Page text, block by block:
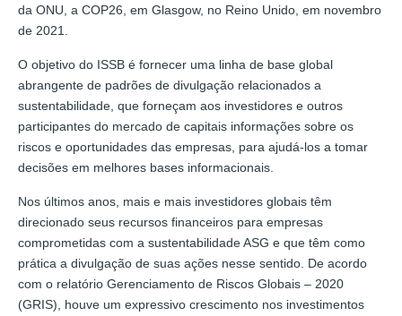
da ONU, a COP26, em Glasgow, no Reino Unido, em novembro
de 2021.
O objetivo do ISSB é fornecer uma linha de base global
abrangente de padrões de divulgação relacionados a
sustentabilidade, que forneçam aos investidores e outros
participantes do mercado de capitais informações sobre os
riscos e oportunidades das empresas, para ajudá-los a tomar
decisões em melhores bases informacionais.
Nos últimos anos, mais e mais investidores globais têm
direcionado seus recursos financeiros para empresas
comprometidas com a sustentabilidade ASG e que têm como
prática a divulgação de suas ações nesse sentido. De acordo
com o relatório Gerenciamento de Riscos Globais – 2020
(GRIS), houve um expressivo crescimento nos investimentos